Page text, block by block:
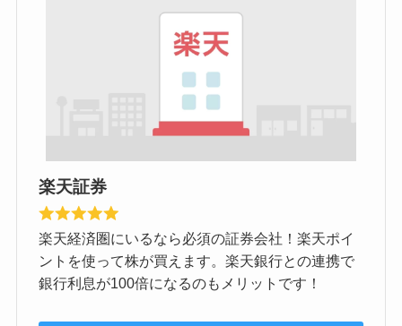
楽天証券
楽天経済圏にいるなら必須の証券会社！楽天ポイ
ントを使って株が買えます。楽天銀行との連携で
銀行利息が100倍になるのもメリットです！